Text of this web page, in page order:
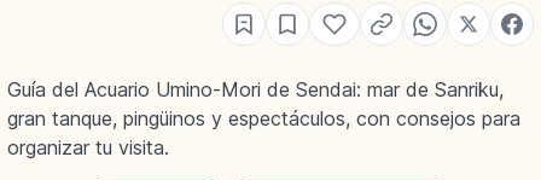
Guía del Acuario Umino-Mori de Sendai: mar de Sanriku,
gran tanque, pingüinos y espectáculos, con consejos para
organizar tu visita.